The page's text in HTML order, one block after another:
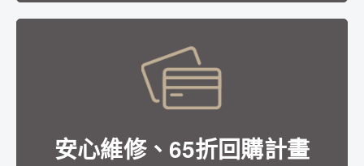
安心維修、65折回購計畫